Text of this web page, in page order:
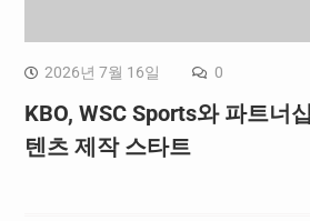
2026년 7월 16일 0
KBO, WSC Sports와 파트너
텐츠 제작 스타트